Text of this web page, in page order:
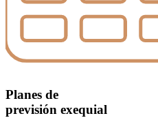
Planes de
previsión exequial